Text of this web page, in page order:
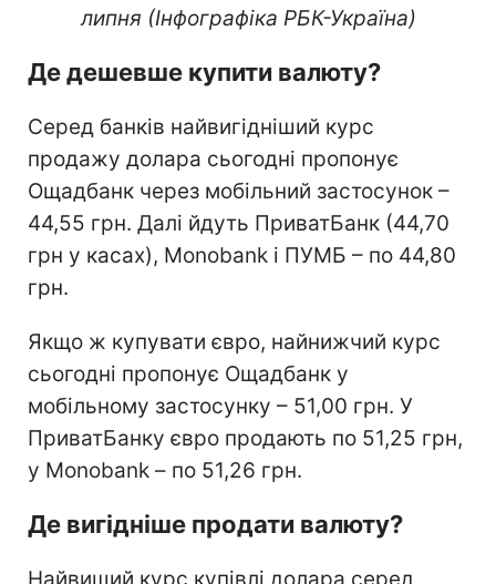
липня (Інфографіка РБК-Україна)
Де дешевше купити валюту?
Серед банків найвигідніший курс
продажу долара сьогодні пропонує
Ощадбанк через мобільний застосунок –
44,55 грн. Далі йдуть ПриватБанк (44,70
грн у касах), Monobank і ПУМБ – по 44,80
грн.
Якщо ж купувати євро, найнижчий курс
сьогодні пропонує Ощадбанк у
мобільному застосунку – 51,00 грн. У
ПриватБанку євро продають по 51,25 грн,
у Monobank – по 51,26 грн.
Де вигідніше продати валюту?
Найвищий курс купівлі долара серед